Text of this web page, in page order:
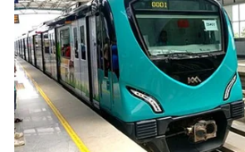
Published :Nov 16 2022, 06:28 PM IST
Follow Us